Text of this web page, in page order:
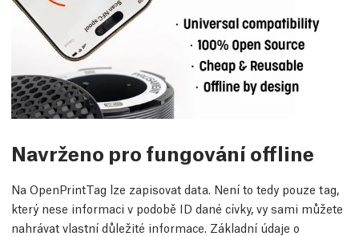
Navrženo pro fungování offline
Na OpenPrintTag lze zapisovat data. Není to tedy pouze tag,
který nese informaci v podobě ID dané cívky, vy sami můžete
nahrávat vlastní důležité informace. Základní údaje o